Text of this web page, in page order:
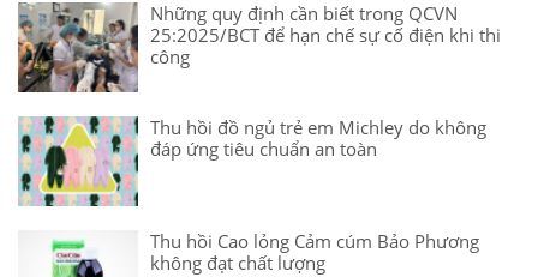
Những quy định cần biết trong QCVN
25:2025/BCT để hạn chế sự cố điện khi thi
công
Thu hồi đồ ngủ trẻ em Michley do không
đáp ứng tiêu chuẩn an toàn
Thu hồi Cao lỏng Cảm cúm Bảo Phương
không đạt chất lượng